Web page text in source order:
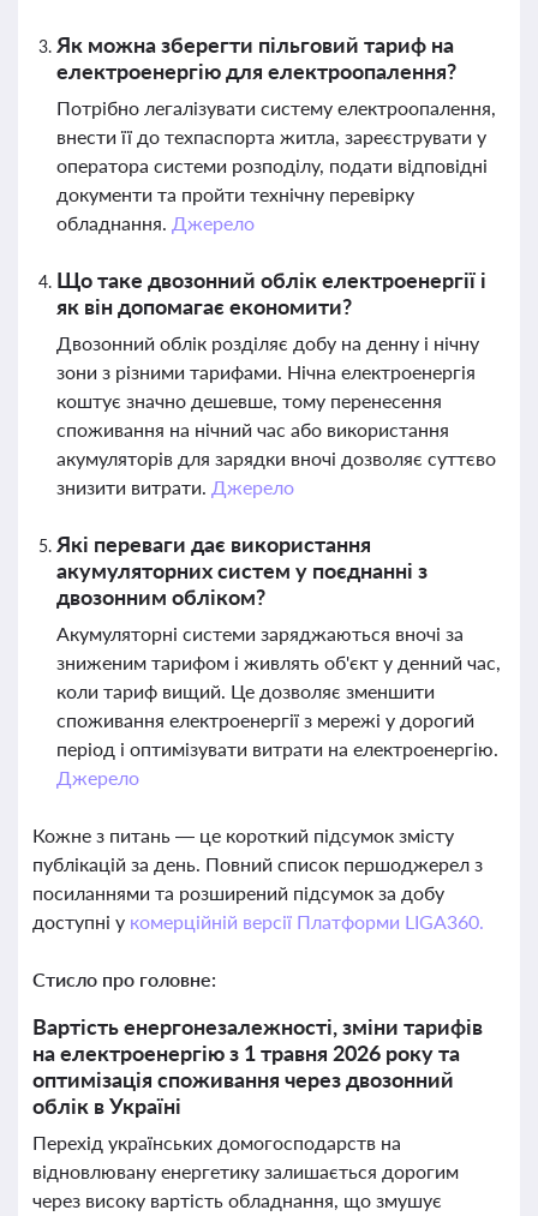
Як можна зберегти пільговий тариф на
електроенергію для електроопалення?
Потрібно легалізувати систему електроопалення,
внести її до техпаспорта житла, зареєструвати у
оператора системи розподілу, подати відповідні
документи та пройти технічну перевірку
обладнання. Джерело
Що таке двозонний облік електроенергії і
як він допомагає економити?
Двозонний облік розділяє добу на денну і нічну
зони з різними тарифами. Нічна електроенергія
коштує значно дешевше, тому перенесення
споживання на нічний час або використання
акумуляторів для зарядки вночі дозволяє суттєво
знизити витрати. Джерело
Які переваги дає використання
акумуляторних систем у поєднанні з
двозонним обліком?
Акумуляторні системи заряджаються вночі за
зниженим тарифом і живлять об'єкт у денний час,
коли тариф вищий. Це дозволяє зменшити
споживання електроенергії з мережі у дорогий
період і оптимізувати витрати на електроенергію.
Джерело
Кожне з питань — це короткий підсумок змісту
публікацій за день. Повний список першоджерел з
посиланнями та розширений підсумок за добу
доступні у комерційній версії Платформи LIGA360.
Стисло про головне:
Вартість енергонезалежності, зміни тарифів
на електроенергію з 1 травня 2026 року та
оптимізація споживання через двозонний
облік в Україні
Перехід українських домогосподарств на
відновлювану енергетику залишається дорогим
через високу вартість обладнання, що змушує